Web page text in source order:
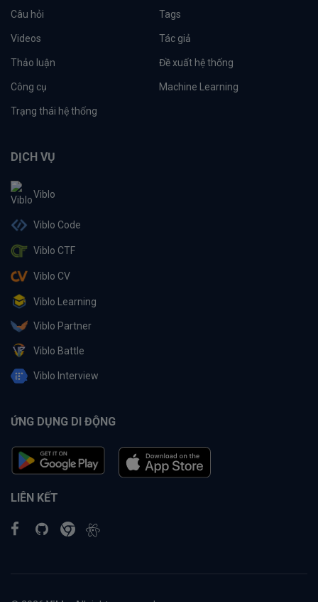
Câu hỏi Tags
Videos Tác giả
Thảo luận Đề xuất hệ thống
Công cụ Machine Learning
Trạng thái hệ thống
DỊCH VỤ
Viblo
Viblo Code
Viblo CTF
Viblo CV
Viblo Learning
Viblo Partner
Viblo Battle
Viblo Interview
ỨNG DỤNG DI ĐỘNG
LIÊN KẾT